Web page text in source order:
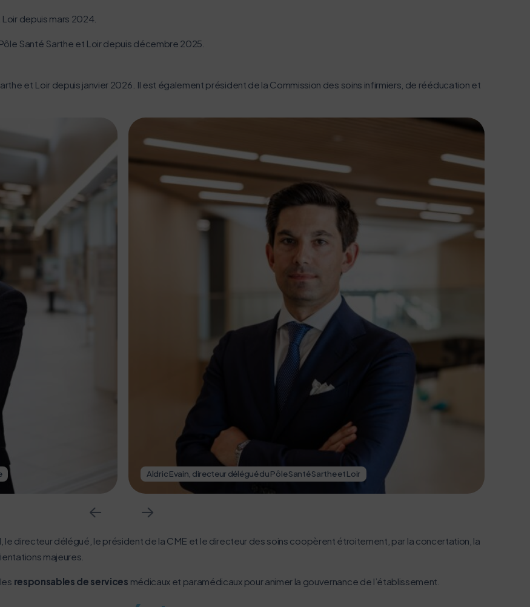
depuis mars 2024.
Santé Sarthe et Loir depuis décembre 2025.
et Loir depuis janvier 2026. Il est également président de la Commission des soins infirmiers, de rééducation et
Aldric Evain, directeur délégué du Pôle Santé Sarthe et Loir
le directeur délégué, le président de la CME et le directeur des soins coopèrent étroitement, par la concertation, la
majeures.
responsables de services médicaux et paramédicaux pour animer la gouvernance de l’établissement.